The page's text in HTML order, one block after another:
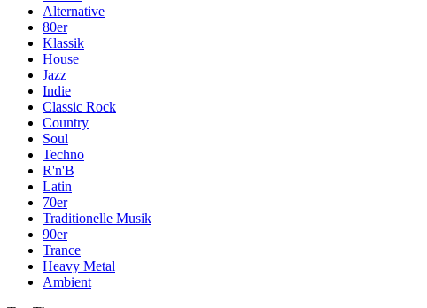
Alternative
80er
Klassik
House
Jazz
Indie
Classic Rock
Country
Soul
Techno
R'n'B
Latin
70er
Traditionelle Musik
90er
Trance
Heavy Metal
Ambient